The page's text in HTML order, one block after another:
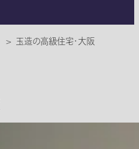
> 玉造の高級住宅・大阪